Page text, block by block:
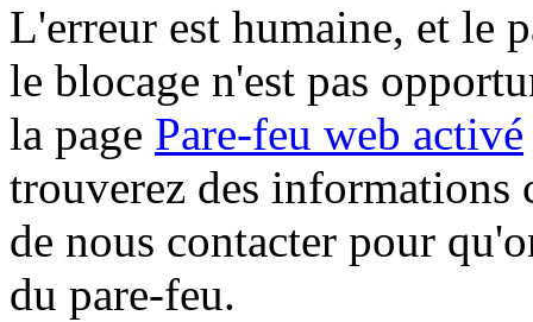
L'erreur est humaine, et le
le blocage n'est pas
la page Pare-feu web activé
trouverez des informations
de nous contacter pour
du pare-feu.